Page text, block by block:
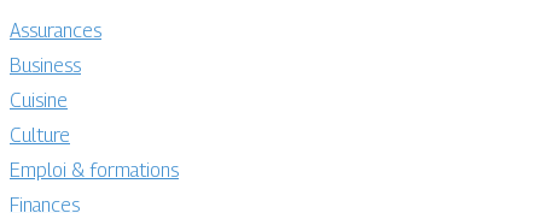
Assurances
Business
Cuisine
Culture
Emploi & formations
Finances